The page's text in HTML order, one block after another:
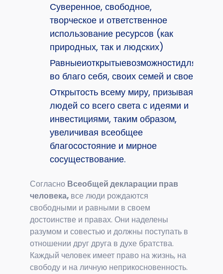
Суверенное, свободное,
творческое и ответственное
использование ресурсов (как
природных, так и людских)
во благо себя, своих семей и своего
Открытость всему миру, призывая
людей со всего света с идеями и
инвестициями, таким образом,
увеличивая всеобщее
благосостояние и мирное
сосуществование.
Согласно Всеобщей декларации прав
человека, все люди рождаются
свободными и равными в своем
достоинстве и правах. Они наделены
разумом и совестью и должны поступать в
отношении друг друга в духе братства.
Каждый человек имеет право на жизнь, на
свободу и на личную неприкосновенность.